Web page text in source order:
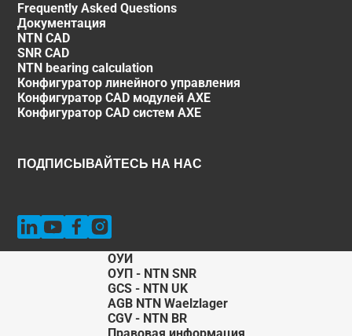
Frequently Asked Questions
Документация
NTN CAD
SNR CAD
NTN bearing calculation
Конфигуратор линейного управления
Конфигуратор CAD модулей AXE
Конфигуратор CAD систем AXE
ПОДПИСЫВАЙТЕСЬ НА НАС
ОУИ
ОУП - NTN SNR
GCS - NTN UK
AGB NTN Waelzlager
CGV - NTN BR